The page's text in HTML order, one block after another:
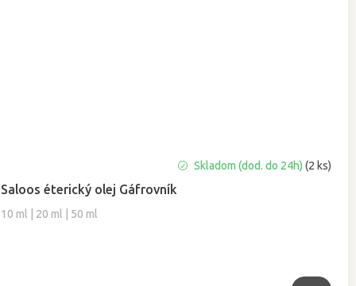
Saloos éterický olej Gáfrovník
10 ml | 20 ml | 50 ml
hodnotenie
produktu
je
Skladom (dod. do 24h)(2 ks)